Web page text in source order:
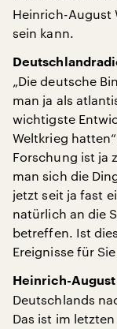
Heinrich-August
sein kann.
„Die deutsche
man ja als
wichtigste
Weltkrieg
Forschung ist ja
man sich die
jetzt seit ja fast
natürlich an die
betreffen. Ist
Ereignisse für
Heinrich-
Deutschlands
Das ist im